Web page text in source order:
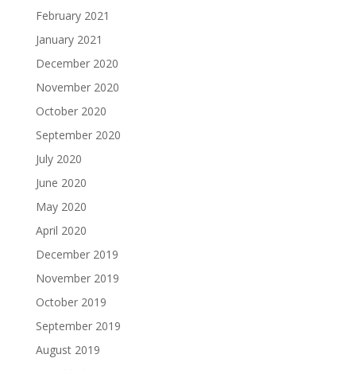
February 2021
January 2021
December 2020
November 2020
October 2020
September 2020
July 2020
June 2020
May 2020
April 2020
December 2019
November 2019
October 2019
September 2019
August 2019